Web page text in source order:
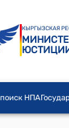
КЫРГЫЗСКАЯ
НПА